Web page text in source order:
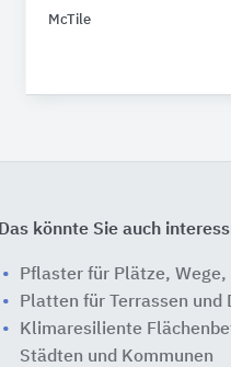
McTile
Das könnte Sie auch
Pflaster für Plätze,
Platten für Terrassen und
Klimaresiliente
Städten und Kommunen